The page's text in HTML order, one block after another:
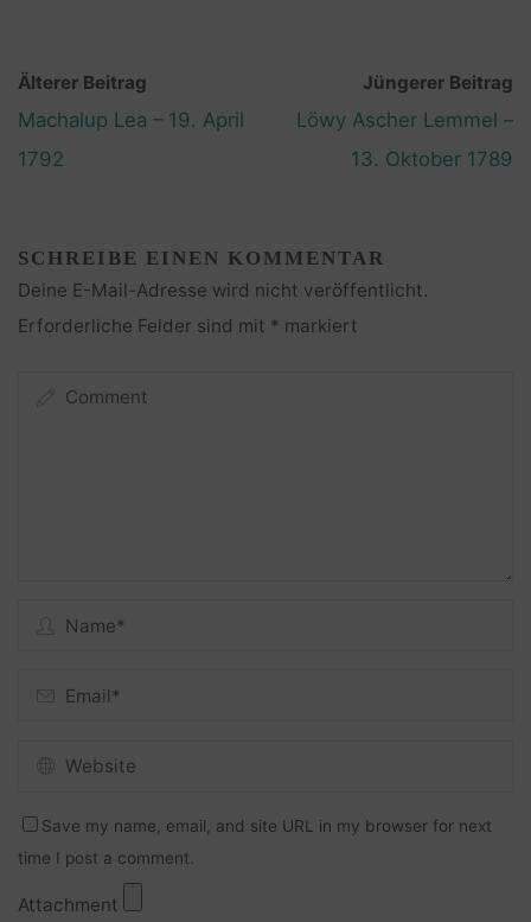
Älterer Beitrag
Machalup Lea – 19. April
1792
Jüngerer Beitrag
Löwy Ascher Lemmel –
13. Oktober 1789
SCHREIBE EINEN KOMMENTAR
Deine E-Mail-Adresse wird nicht veröffentlicht.
Erforderliche Felder sind mit * markiert
Save my name, email, and site URL in my browser for next
time I post a comment.
Attachment